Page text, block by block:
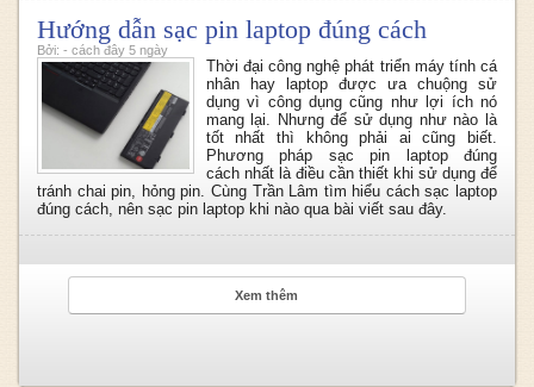
Hướng dẫn sạc pin laptop đúng cách
Bởi: - cách đây 5 ngày
Thời đại công nghệ phát triển máy tính cá
nhân hay laptop được ưa chuộng sử
dụng vì công dụng cũng như lợi ích nó
mang lại. Nhưng để sử dụng như nào là
tốt nhất thì không phải ai cũng biết.
Phương pháp sạc pin laptop đúng
cách nhất là điều cần thiết khi sử dụng để
tránh chai pin, hỏng pin. Cùng Trần Lâm tìm hiểu cách sạc laptop
đúng cách, nên sạc pin laptop khi nào qua bài viết sau đây.
Xem thêm